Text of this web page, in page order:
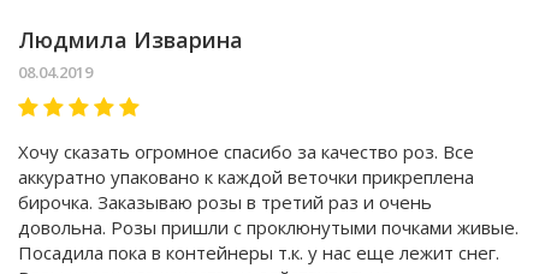
Людмила Изварина
08.04.2019
Хочу сказать огромное спасибо за качество роз. Все
аккуратно упаковано к каждой веточки прикреплена
бирочка. Заказываю розы в третий раз и очень
довольна. Розы пришли с проклюнутыми почками живые.
Посадила пока в контейнеры т.к. у нас еще лежит снег.